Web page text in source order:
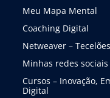
Meu Mapa Mental
Coaching Digital
Netweaver –
Minhas redes sociais
Cursos – Inovação,
Digital